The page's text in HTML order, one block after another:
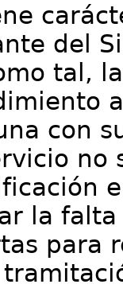
del
tal,
con
no
la
para